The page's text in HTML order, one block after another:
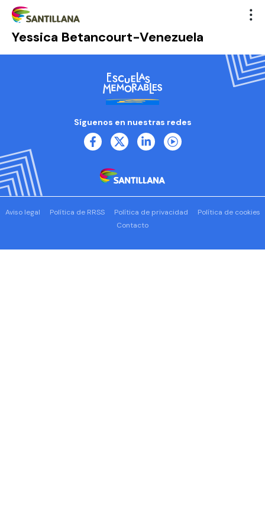
Yessica Betancourt-Venezuela
Síguenos en nuestras redes
Aviso legal Política de RRSS Política de privacidad
Política de cookies
Contacto